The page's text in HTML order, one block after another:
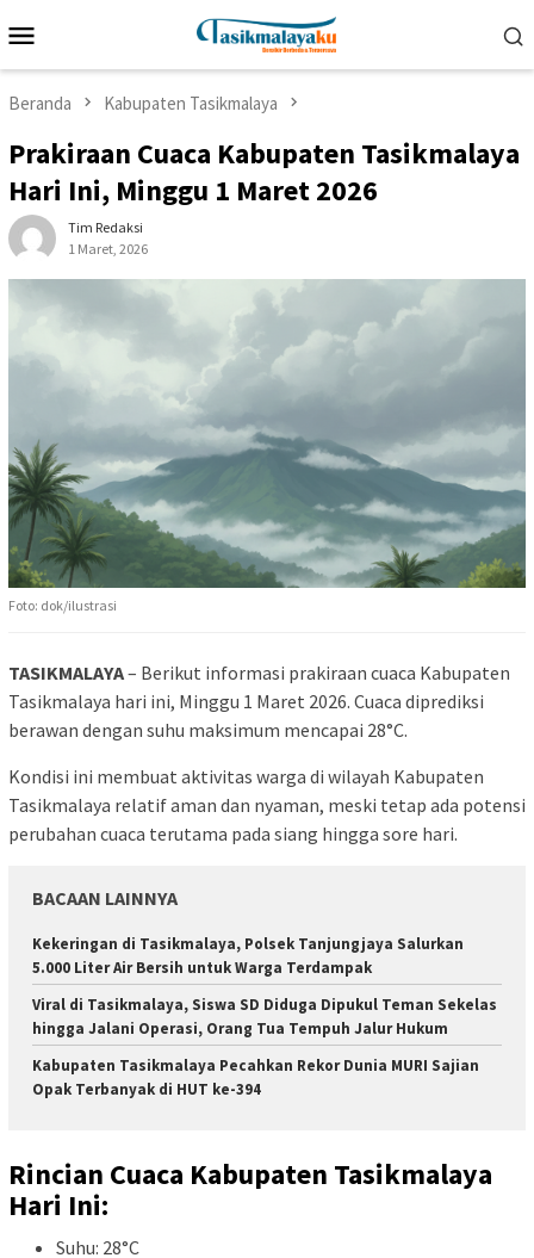
ke
Mobile
Beranda Kabupaten Tasikmalaya
Prakiraan Cuaca Kabupaten Tasikmalaya
Hari Ini, Minggu 1 Maret 2026
Tim Redaksi
1 Maret, 2026
Foto: dok/ilustrasi
TASIKMALAYA– Berikut informasi prakiraan cuaca Kabupaten
Tasikmalaya hari ini, Minggu 1 Maret 2026. Cuaca diprediksi
berawan dengan suhu maksimum mencapai 28°C.
Kondisi ini membuat aktivitas warga di wilayah Kabupaten
Tasikmalaya relatif aman dan nyaman, meski tetap ada potensi
perubahan cuaca terutama pada siang hingga sore hari.
BACAAN LAINNYA
Kekeringan di Tasikmalaya, Polsek Tanjungjaya Salurkan
5.000 Liter Air Bersih untuk Warga Terdampak
Viral di Tasikmalaya, Siswa SD Diduga Dipukul Teman Sekelas
hingga Jalani Operasi, Orang Tua Tempuh Jalur Hukum
Kabupaten Tasikmalaya Pecahkan Rekor Dunia MURI Sajian
Opak Terbanyak di HUT ke-394
Rincian Cuaca Kabupaten Tasikmalaya
Hari Ini:
Suhu: 28°C